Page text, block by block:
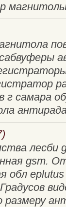
г самара
лесби
gsm.
обл
размеру